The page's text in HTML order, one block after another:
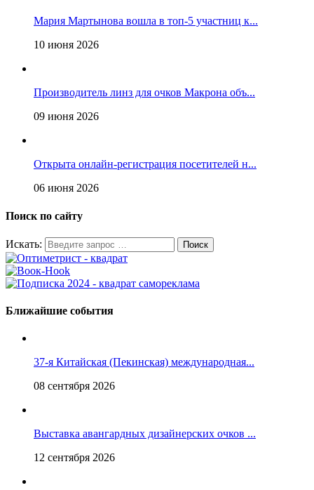
Мария Мартынова вошла в топ-5 участниц к...
10 июня 2026
Производитель линз для очков Макрона объ...
09 июня 2026
Открыта онлайн-регистрация посетителей н...
06 июня 2026
Поиск по сайту
Искать:
Ближайшие события
37-я Китайская (Пекинская) международная...
08 сентября 2026
Выставка авангардных дизайнерских очков ...
12 сентября 2026